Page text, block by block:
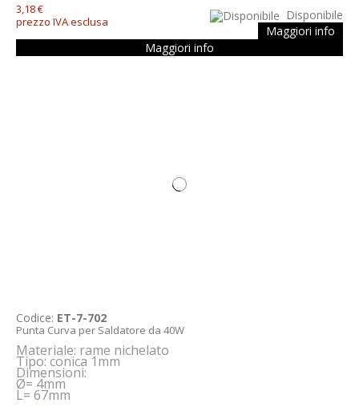
3,18 €
prezzo IVA esclusa
Disponibile
Maggiori info
Maggiori info
Codice: ET-7-702
Punta Curva per Saldatore da 40W
Materiale: rame nichelato
Tipo: conica 1mm
Dimensioni:
Ø= 4mm
L= 67mm